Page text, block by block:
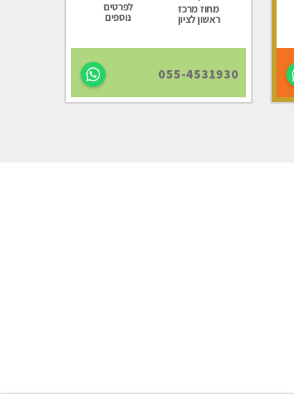
מחוז מרכז
ראשון לציון
לפרטים
נוספים
055-4531930